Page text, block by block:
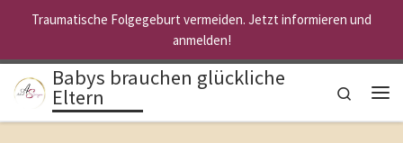
Traumatische Folgegeburt vermeiden. Jetzt informieren und
anmelden!
Zum Inhalt springen
Babys brauchen glückliche
Eltern
Search